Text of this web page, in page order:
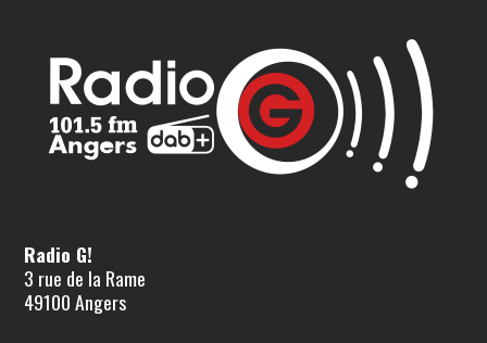
Radio G!
3 rue de la Rame
49100 Angers